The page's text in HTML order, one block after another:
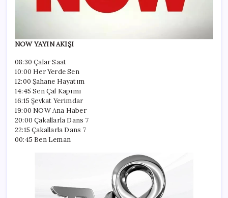
NOW YAYIN AKIŞI
08:30 Çalar Saat
10:00 Her Yerde Sen
12:00 Şahane Hayatım
14:45 Sen Çal Kapımı
16:15 Şevkat Yerimdar
19:00 NOW Ana Haber
20:00 Çakallarla Dans 7
22:15 Çakallarla Dans 7
00:45 Ben Leman